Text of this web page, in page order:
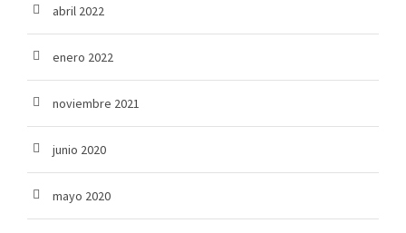
abril 2022
enero 2022
noviembre 2021
junio 2020
mayo 2020